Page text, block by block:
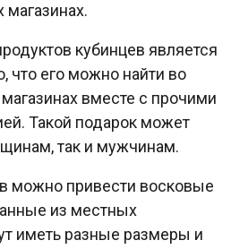
кубинцев является
что его можно найти во
вместе с прочими
Такой подарок может
так и мужчинам.
можно привести восковые
из местных
иметь разные размеры и